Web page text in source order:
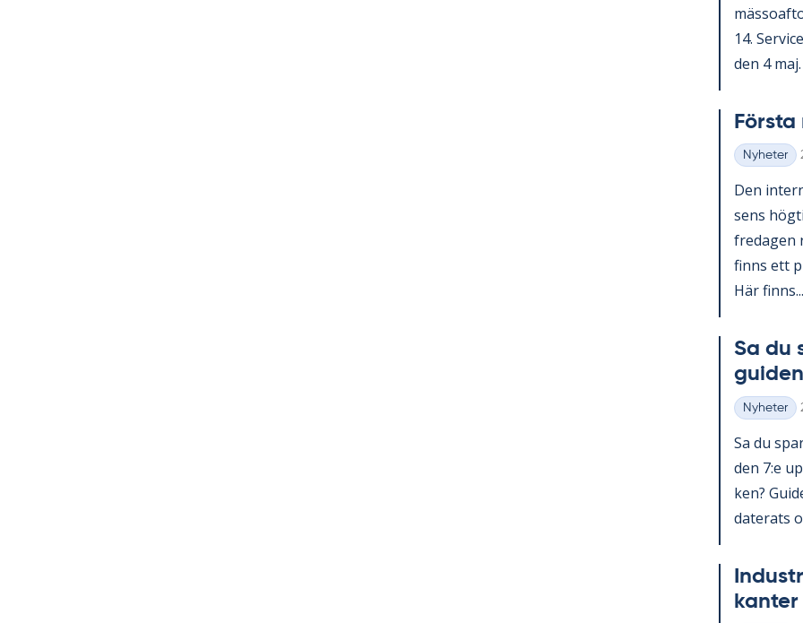
14.
den 4
Kategorier
Nyheter
Den
sens
fre­da­gen
fin­ns ett
Här fin­ns...
Sa du
Kategorier
Nyheter
Sa du
den 7:e
ken?
da­te­ra­ts